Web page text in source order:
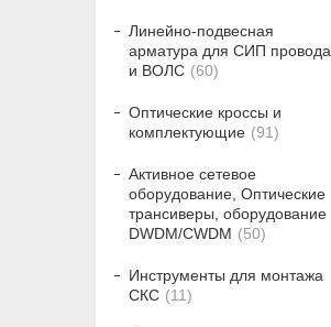
Линейно-подвесная
арматура для СИП провода
и ВОЛС
60
Оптические кроссы и
комплектующие
91
Активное сетевое
оборудование, Оптические
трансиверы, оборудование
DWDM/CWDM
50
Инструменты для монтажа
СКС
11